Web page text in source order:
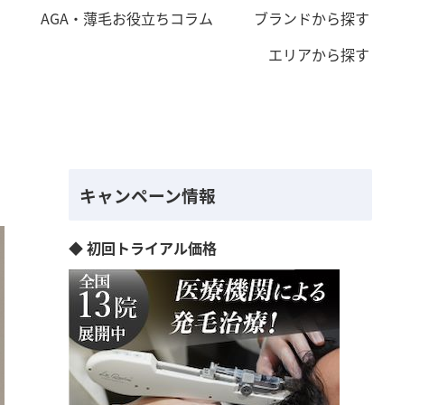
AGA・薄毛お役立ちコラム
ブランドから探す
エリアから探す
キャンペーン情報
◆ 初回トライアル価格